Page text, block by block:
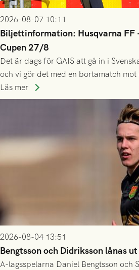
2026-08-07 10:11
Biljettinformation: Husqvarna FF
Cupen 27/8
Det är dags för GAIS att gå in i
och vi gör det med en bortamatch
Husqvarna FF. Häng med och stötta
Läs mer
2026-08-04 13:51
Bengtsson och Didriksson lånas
A-lagsspelarna Daniel Bengtsson och